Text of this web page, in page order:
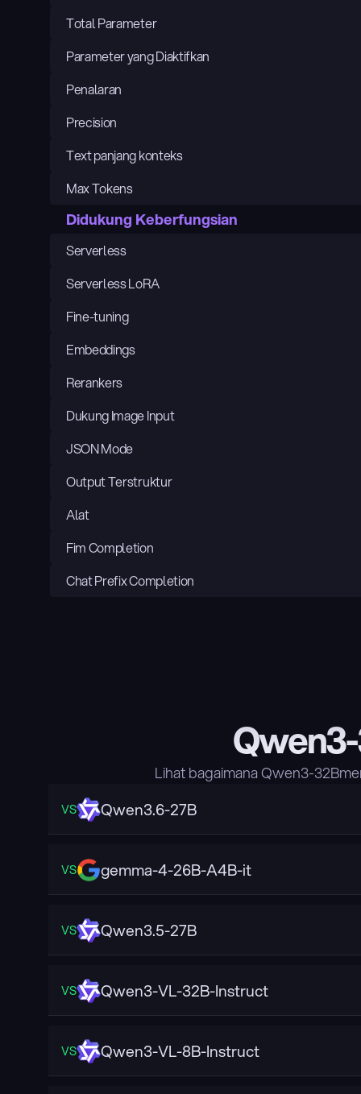
Total Parameter
Parameter yang Diaktifkan
Penalaran
Precision
Text panjang konteks
Max Tokens
Didukung Keberfungsian
Serverless
Serverless LoRA
Fine-tuning
Embeddings
Rerankers
Dukung Image Input
JSON Mode
Output Terstruktur
Alat
Fim Completion
Chat Prefix Completion
Lihat bagaimana Qwen3-
VS Qwen3.6-27B
VS gemma-4-26B-A4B-it
VS Qwen3.5-27B
VS Qwen3-VL-32B-Instruct
VS Qwen3-VL-8B-Instruct